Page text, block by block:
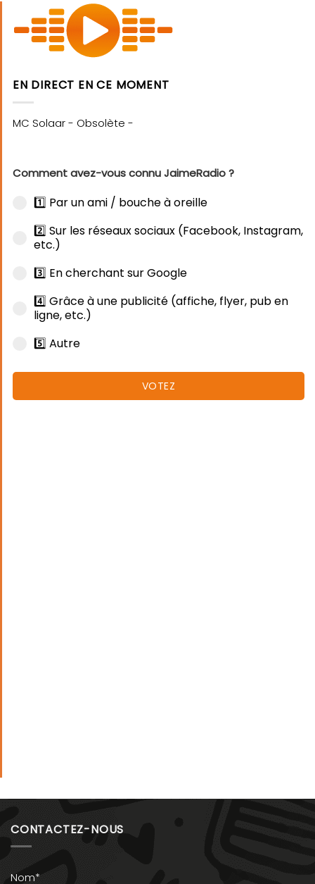
EN DIRECT EN CE MOMENT
Comment avez-vous connu JaimeRadio ?
1️⃣ Par un ami / bouche à oreille
2️⃣ Sur les réseaux sociaux (Facebook, Instagram,
etc.)
3️⃣ En cherchant sur Google
4️⃣ Grâce à une publicité (affiche, flyer, pub en
ligne, etc.)
5️⃣ Autre
VOTEZ
CONTACTEZ-NOUS
Nom*